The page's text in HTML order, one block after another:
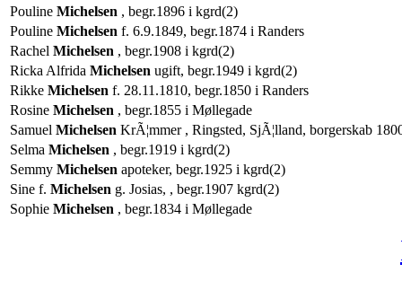
Pouline Michelsen , begr.1896 i kgrd(2)
Pouline Michelsen f. 6.9.1849, begr.1874 i Randers
Rachel Michelsen , begr.1908 i kgrd(2)
Ricka Alfrida Michelsen ugift, begr.1949 i kgrd(2)
Rikke Michelsen f. 28.11.1810, begr.1850 i Randers
Rosine Michelsen , begr.1855 i Møllegade
Samuel Michelsen KrÃ¦mmer , Ringsted, SjÃ¦lland, borgerskab
Selma Michelsen , begr.1919 i kgrd(2)
Semmy Michelsen apoteker, begr.1925 i kgrd(2)
Sine f. Michelsen g. Josias, , begr.1907 kgrd(2)
Sophie Michelsen , begr.1834 i Møllegade